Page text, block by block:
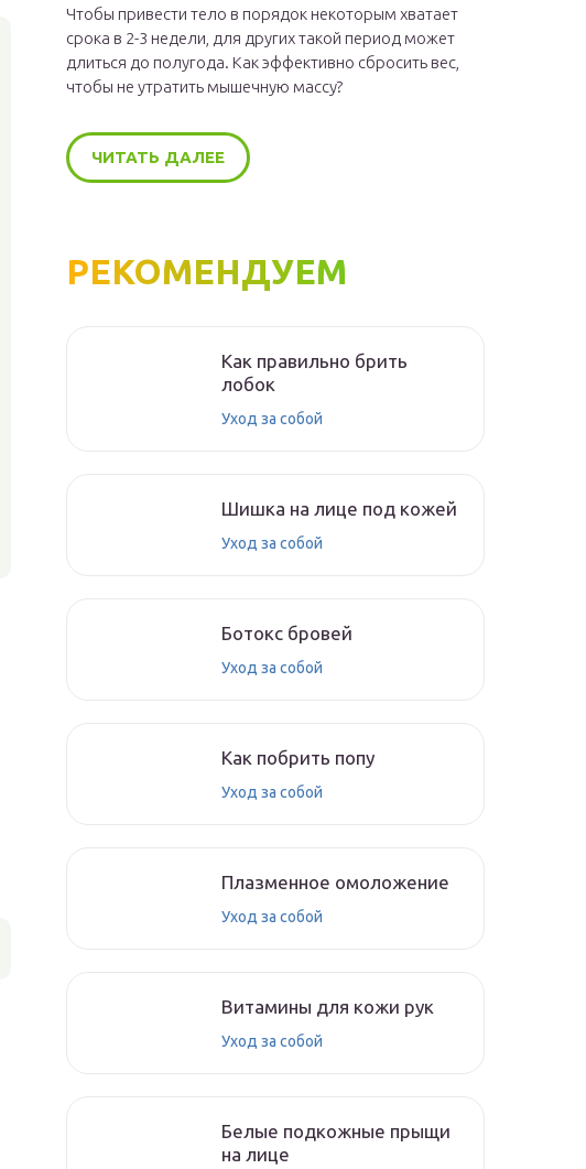
Чтобы привести тело в порядок некоторым хватает
срока в 2-3 недели, для других такой период может
длиться до полугода. Как эффективно сбросить вес,
чтобы не утратить мышечную массу?
ЧИТАТЬ ДАЛЕЕ
РЕКОМЕНДУЕМ
Как правильно брить
лобок
Уход за собой
Шишка на лице под кожей
Уход за собой
Ботокс бровей
Уход за собой
Как побрить попу
Уход за собой
Плазменное омоложение
Уход за собой
Витамины для кожи рук
Уход за собой
Белые подкожные прыщи
на лице